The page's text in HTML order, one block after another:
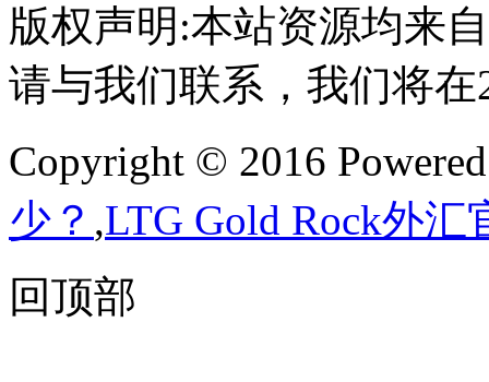
版权声明:本站资源均来
请与我们联系，我们将
Copyright © 2016
少？ ,LTG Gold Rock外汇
回顶部